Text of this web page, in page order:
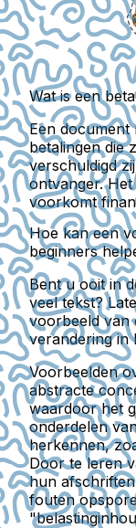
Wat is een
Een document
betalingen die
verschuldigd
ontvanger.
voorkomt
Hoe kan een
beginners
Bent u ooit in
veel tekst?
voorbeeld van
verandering in
Voorbeelden
abstracte
waardoor het
onderdelen
herkennen,
Door te leren
hun
fouten